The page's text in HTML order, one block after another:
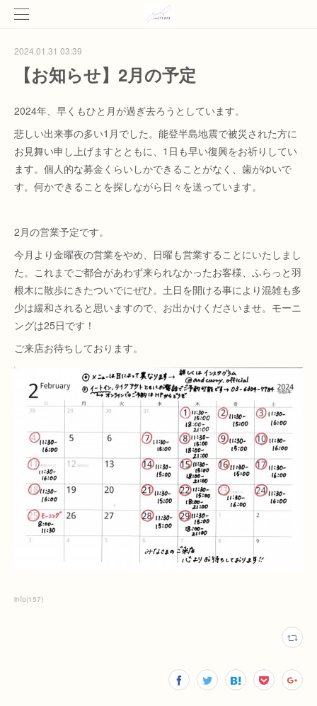
2024.01.31 03:39
【お知らせ】2月の予定
2024年、早くもひと月が過ぎ去ろうとしています。
悲しい出来事の多い1月でした。能登半島地震で被災された方に
お見舞い申し上げますとともに、1日も早い復興をお祈りしてい
ます。個人的な募金くらいしかできることがなく、歯がゆいで
す。何かできることを探しながら日々を送っています。
2月の営業予定です。
今月より金曜夜の営業をやめ、日曜も営業することにいたしまし
た。これまでご都合があわず来られなかったお客様、ふらっと羽
根木に散歩にきたついでにぜひ。土日を開ける事により混雑も多
少は緩和されると思いますので、お出かけくださいませ。モーニ
ングは25日です！
ご来店お待ちしております。
info(157)